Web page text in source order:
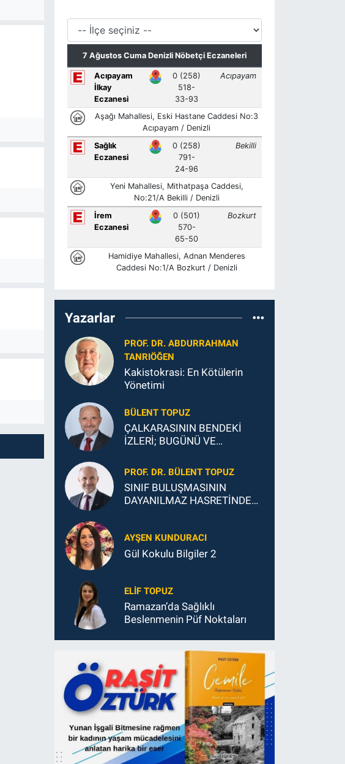
Yazarlar
PROF. DR. ABDURRAHMAN
TANRIÖĞEN
Kakistokrasi: En Kötülerin
Yönetimi
BÜLENT TOPUZ
ÇALKARASININ BENDEKİ
İZLERİ; BUGÜNÜ VE
PROF. DR. BÜLENT TOPUZ
SINIF BULUŞMASININ
DAYANILMAZ HASRETİNDEN
AYŞEN KUNDURACI
Gül Kokulu Bilgiler 2
ELIF TOPUZ
Ramazan’da Sağlıklı
Beslenmenin Püf Noktaları